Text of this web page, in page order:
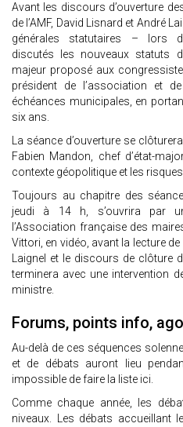
Avant les discours d’ouverture
de l’AMF, David Lisnard et André
générales statutaires – lors
discutés les nouveaux statuts
majeur proposé aux
président de l’association et
échéances municipales, en
six ans.
La séance d’ouverture se
Fabien Mandon, chef d’état-
contexte géopolitique et les
Toujours au chapitre des
jeudi à 14 h, s’ouvrira par
l’Association française des
Vittori, en vidéo, avant la lecture
Laignel et le discours de clôture
terminera avec une intervention
ministre.
Forums, points info,
Au-delà de ces séquences
et de débats auront lieu
impossible de faire la liste ici.
Comme chaque année, les
niveaux. Les débats accueillant